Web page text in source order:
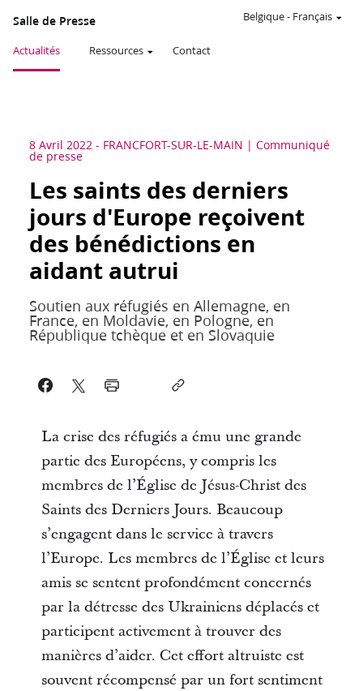
Salle de Presse
Actualités Ressources Contact
Belgique- Français
8 Avril 2022 - FRANCFORT-SUR-LE-MAIN Communiqué
de presse
Les saints des derniers
jours d'Europe reçoivent
des bénédictions en
aidant autrui
Soutien aux réfugiés en Allemagne, en
France, en Moldavie, en Pologne, en
République tchèque et en Slovaquie
La crise des réfugiés a ému une grande
partie des Européens, y compris les
membres de l’Église de Jésus-Christ des
Saints des Derniers Jours. Beaucoup
s’engagent dans le service à travers
l’Europe. Les membres de l’Église et leurs
amis se sentent profondément concernés
par la détresse des Ukrainiens déplacés et
participent activement à trouver des
manières d’aider. Cet effort altruiste est
souvent récompensé par un fort sentiment